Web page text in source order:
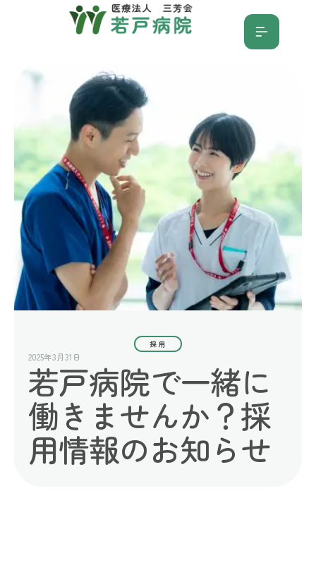
採用
2025年3月31日
若戸病院で一緒に
働きませんか？採
用情報のお知らせ